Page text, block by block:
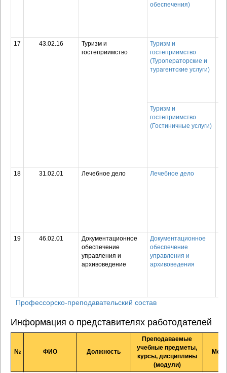
обеспечения)
17
43.02.16
Туризм и
гостеприимство
Туризм и
гостеприимство
(Туроператорские и
турагентские услуги)
Туризм и
гостеприимство
(Гостиничные услуги)
18
31.02.01 Лечебное дело Лечебное дело
19
46.02.01
Документационное
обеспечение
управления и
архивоведение
Документационное
обеспечение
управления и
архивоведения
Профессорско-преподавательский состав
Информация о представителях работодателей
№ ФИО Должность
Преподаваемые
учебные предметы,
курсы, дисциплины
(модули)